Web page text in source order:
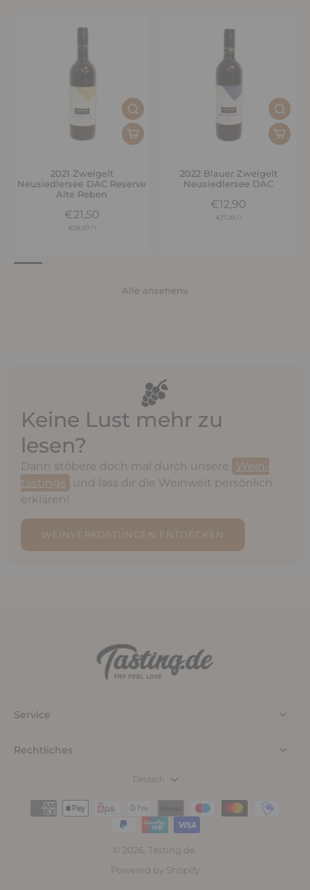
2021 Zweigelt
Neusiedlersee DAC Reserve
Alte Reben
€21,50
€28,67/ l
2022 Blauer Zweigelt
Neusiedlersee DAC
€12,90
€17,20 / l
Alle ansehen
Keine Lust mehr zu
lesen?
Dann stöbere doch mal durch unsere
Wein-
tastings
und lass dir die Weinwelt persönlich
erklären!
WEINVERKOSTUNGEN ENTDECKEN
Service
Rechtliches
Deutsch
© 2026, Tasting.de.
Powered by Shopify